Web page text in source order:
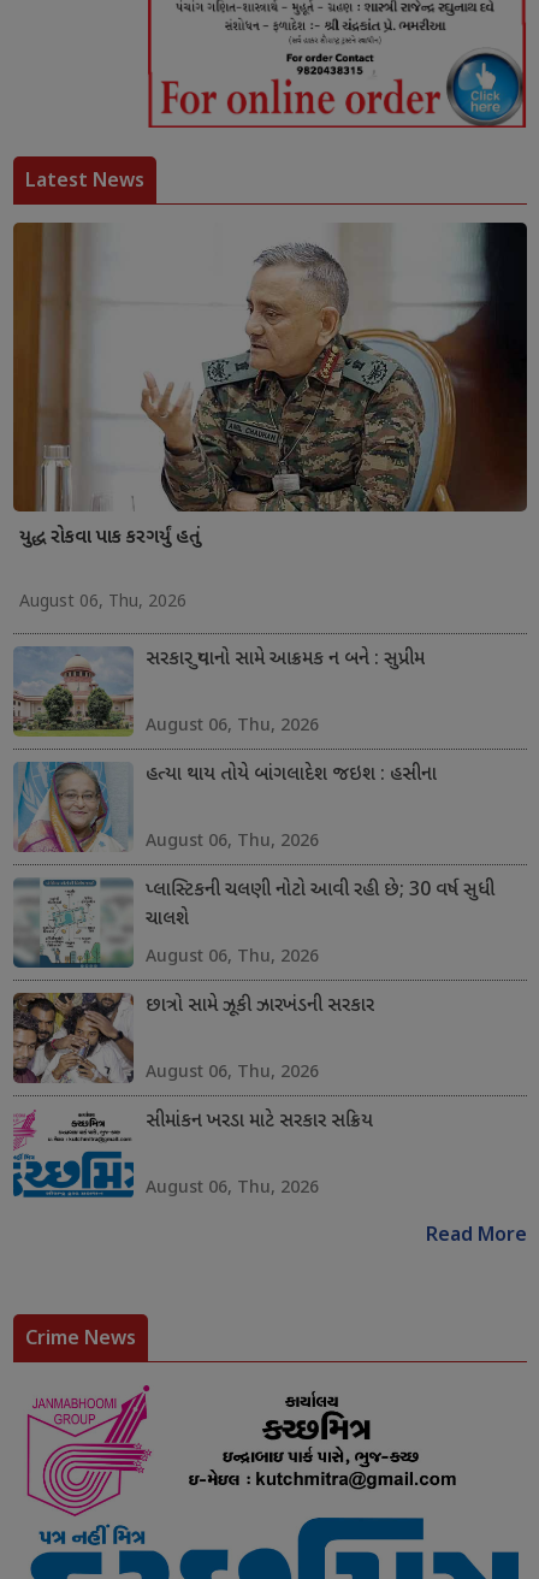
Latest News
યુદ્ધ રોકવા પાક કરગર્યું હતું
August 06, Thu, 2026
સરકાર યુવાનો સામે આક્રમક ન બને : સુપ્રીમ
August 06, Thu, 2026
હત્યા થાય તોયે બાંગલાદેશ જઇશ : હસીના
August 06, Thu, 2026
પ્લાસ્ટિકની ચલણી નોટો આવી રહી છે; 30 વર્ષ સુધી
ચાલશે
August 06, Thu, 2026
છાત્રો સામે ઝૂકી ઝારખંડની સરકાર
August 06, Thu, 2026
સીમાંકન ખરડા માટે સરકાર સક્રિય
August 06, Thu, 2026
Read More
Crime News